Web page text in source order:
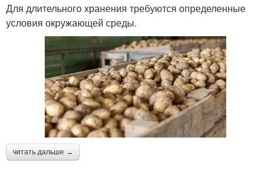
Для длительного хранения требуются определенные
условия окружающей среды.
читать дальше →